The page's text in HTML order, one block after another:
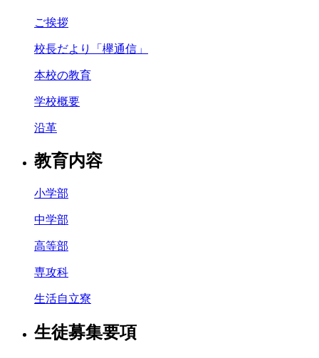
ご挨拶
校長だより「欅通信」
本校の教育
学校概要
沿革
教育内容
小学部
中学部
高等部
専攻科
生活自立寮
生徒募集要項